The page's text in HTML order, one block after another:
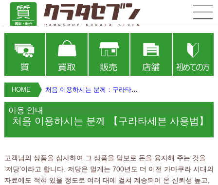
HOME 처음 이용하시는 분께：구라타세븐 사용법
이용 안내
처음 이용하시는 분께 【구라타세븐 사용법】
고객님의 상품을 심사하여 그 상품을 담보로 돈을 융자해 주는 것을
‘저당’이라고 합니다. 저당은 멀게는 700년도 더 이전 가마쿠라 시대의
자료에도 적혀 있을 정도로 여러 대에 걸쳐 계승되어 온 신뢰성 높고,